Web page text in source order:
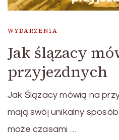
WYDARZENIA
Jak ślązacy
przyjezdnych
Jak Ślązacy mówią na
mają swój unikalny
może czasami …